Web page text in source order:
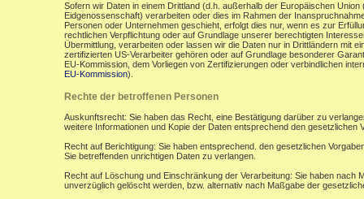
Sofern wir Daten in einem Drittland (d.h. außerhalb der Europäischen
Eidgenossenschaft) verarbeiten oder dies im Rahmen der
Personen oder Unternehmen geschieht, erfolgt dies nur, wenn es zur
rechtlichen Verpflichtung oder auf Grundlage unserer berechtigten
Übermittlung, verarbeiten oder lassen wir die Daten nur in Drittländern mit
zertifizierten US-Verarbeiter gehören oder auf Grundlage besonderer
EU-Kommission, dem Vorliegen von Zertifizierungen oder verbindlichen
EU-Kommission).
Rechte der betroffenen Personen
Auskunftsrecht: Sie haben das Recht, eine Bestätigung darüber zu
weitere Informationen und Kopie der Daten entsprechend den gesetzlichen
Recht auf Berichtigung: Sie haben entsprechend. den gesetzlichen
Sie betreffenden unrichtigen Daten zu verlangen.
Recht auf Löschung und Einschränkung der Verarbeitung: Sie haben
unverzüglich gelöscht werden, bzw. alternativ nach Maßgabe der